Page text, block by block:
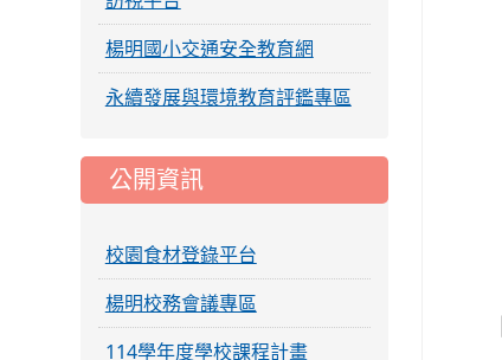
楊明國小交通安全教育網
永續發展與環境教育評鑑專區
公開資訊
校園食材登錄平台
楊明校務會議專區
114學年度學校課程計畫